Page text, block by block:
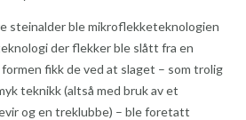
steinalder ble mikroflekketeknologien
der flekker ble slått fra en
fikk de ved at slaget – som trolig
teknikk (altså med bruk av et
og en treklubbe) – ble foretatt